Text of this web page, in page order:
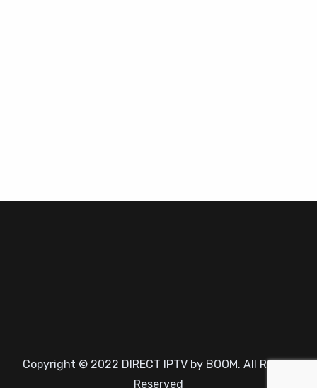
Copyright © 2022 DIRECT IPTV by BOOM. All Rights
Reserved